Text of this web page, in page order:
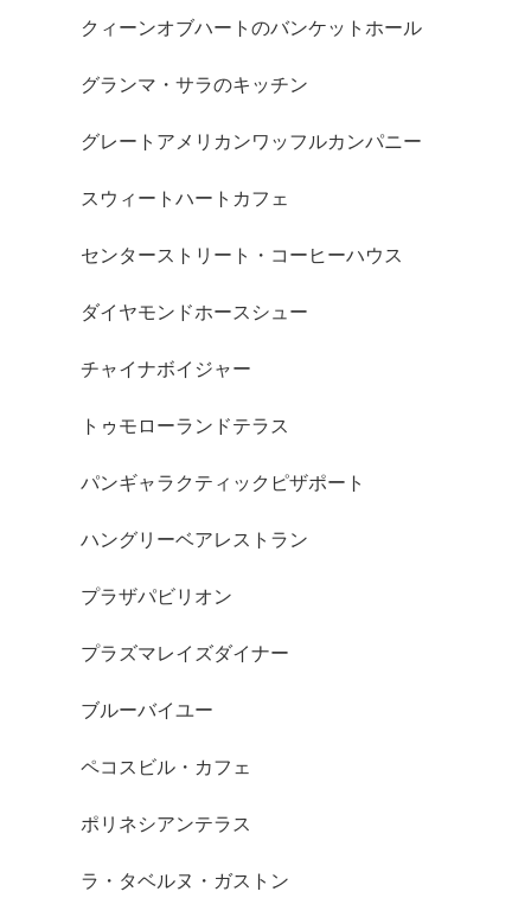
クィーンオブハートのバンケットホール
グランマ・サラのキッチン
グレートアメリカンワッフルカンパニー
スウィートハートカフェ
センターストリート・コーヒーハウス
ダイヤモンドホースシュー
チャイナボイジャー
トゥモローランドテラス
パンギャラクティックピザポート
ハングリーベアレストラン
プラザパビリオン
プラズマレイズダイナー
ブルーバイユー
ペコスビル・カフェ
ポリネシアンテラス
ラ・タベルヌ・ガストン